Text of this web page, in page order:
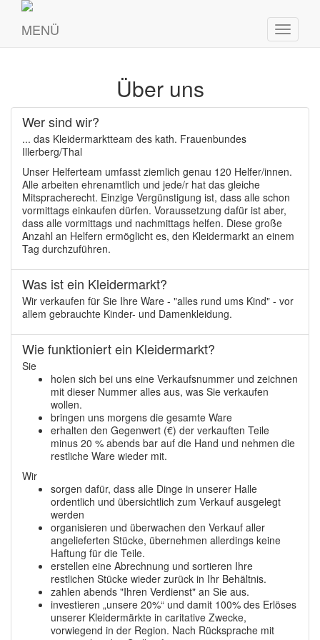
Menü
MENÜ
Über uns
Wer sind wir?
... das Kleidermarktteam des kath. Frauenbundes
Illerberg/Thal
Unser Helferteam umfasst ziemlich genau 120 Helfer/innen.
Alle arbeiten ehrenamtlich und jede/r hat das gleiche
Mitspracherecht. Einzige Vergünstigung ist, dass alle schon
vormittags einkaufen dürfen. Voraussetzung dafür ist aber,
dass alle vormittags und nachmittags helfen. Diese große
Anzahl an Helfern ermöglicht es, den Kleidermarkt an einem
Tag durchzuführen.
Was ist ein Kleidermarkt?
Wir verkaufen für Sie Ihre Ware - "alles rund ums Kind" - vor
allem gebrauchte Kinder- und Damenkleidung.
Wie funktioniert ein Kleidermarkt?
Sie
holen sich bei uns eine Verkaufsnummer und zeichnen
mit dieser Nummer alles aus, was Sie verkaufen
wollen.
bringen uns morgens die gesamte Ware
erhalten den Gegenwert (€) der verkauften Teile
minus 20 % abends bar auf die Hand und nehmen die
restliche Ware wieder mit.
Wir
sorgen dafür, dass alle Dinge in unserer Halle
ordentlich und übersichtlich zum Verkauf ausgelegt
werden
organisieren und überwachen den Verkauf aller
angelieferten Stücke, übernehmen allerdings keine
Haftung für die Teile.
erstellen eine Abrechnung und sortieren Ihre
restlichen Stücke wieder zurück in Ihr Behältnis.
zahlen abends "Ihren Verdienst" an Sie aus.
investieren „unsere 20%“ und damit 100% des Erlöses
unserer Kleidermärkte in caritative Zwecke,
vorwiegend in der Region. Nach Rücksprache mit